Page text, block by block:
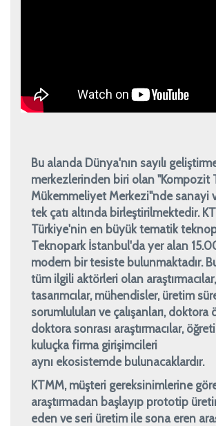
Bu alanda Dünya'nın sayılı
merkezlerinden biri olan "Kompozit
Mükemmeliyet Merkezi"nde sanayi
tek çatı altında birleştirilmektedir.
Türkiye'nin en büyük tematik
Teknopark İstanbul'da yer alan
modern bir tesiste bulunmaktadır.
tüm ilgili aktörleri olan araştırmacılar,
tasarımcılar, mühendisler, üretim
sorumluluları ve çalışanları, doktora
doktora sonrası araştırmacılar,
kuluçka firma girişimcileri
aynı ekosistemde bulunacaklardır.
KTMM, müşteri gereksinimlerine
araştırmadan başlayıp prototip
eden ve seri üretim ile sona eren